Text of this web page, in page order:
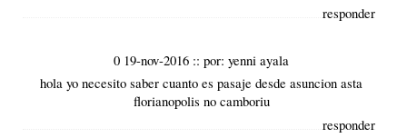
responder
0 19-nov-2016 ::por:yenni ayala
hola yo necesito saber cuanto es pasaje desde asuncion asta
florianopolis no camboriu
responder